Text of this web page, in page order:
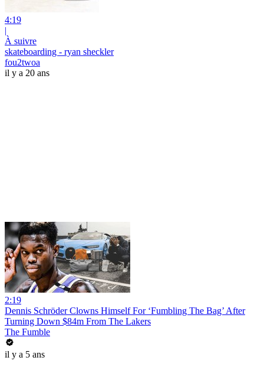
4:19
|
À suivre
skateboarding - ryan sheckler
fou2twoa
il y a 20 ans
2:19
Dennis Schröder Clowns Himself For ‘Fumbling The Bag’ After
Turning Down $84m From The Lakers
The Fumble
il y a 5 ans